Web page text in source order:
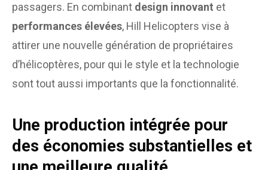
passagers. En combinant design innovant et
performances élevées, Hill Helicopters vise à
attirer une nouvelle génération de propriétaires
d’hélicoptères, pour qui le style et la technologie
sont tout aussi importants que la fonctionnalité.
Une production intégrée pour
des économies substantielles et